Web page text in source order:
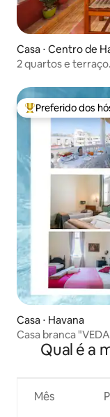
Casa ⋅ Centro de
2 quartos e
Entre os
Preferido dos
Casa ⋅ Havana
Casa branca
COMPLETO
Qual é a
Mês